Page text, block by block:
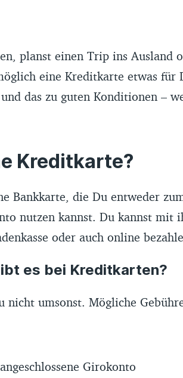
planst einen Trip ins Ausland
eine Kreditkarte etwas für
das zu guten Konditionen –
Kreditkarte?
Bankkarte, die Du entweder
nutzen kannst. Du kannst mit
oder auch online
es bei Kreditkarten?
nicht umsonst. Mögliche
Girokonto